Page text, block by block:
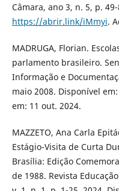
Câmara, ano 3, n. 5, p.
https://abrir.link/iMmyi.
MADRUGA, Florian.
parlamento brasileiro.
Informação e
maio 2008. Disponível em:
em: 11 out. 2024.
MAZZETO, Ana Carla
Estágio-Visita de Curta
Brasília: Edição
de 1988. Revista